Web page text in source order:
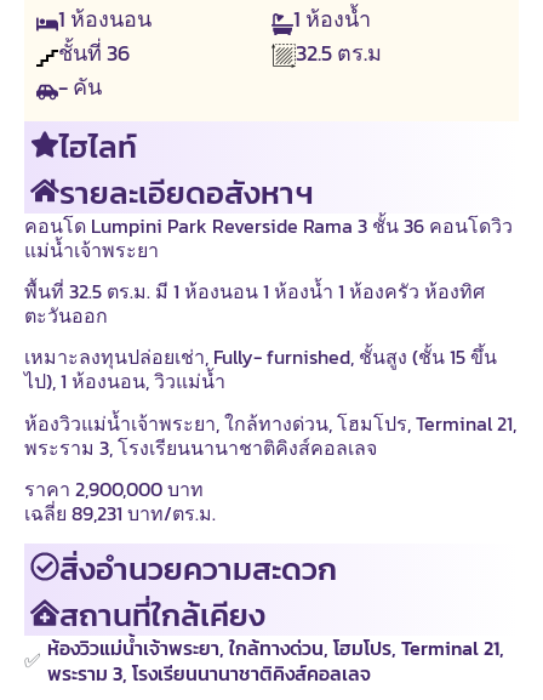
1 ห้องนอน 1 ห้องน้ำ
ชั้นที่36 32.5ตร.ม
- คัน
ไฮไลท์
รายละเอียดอสังหาฯ
คอนโด Lumpini Park Reverside Rama 3 ชั้น 36 คอนโดวิว
แม่น้ำเจ้าพระยา
พื้นที่ 32.5 ตร.ม. มี 1 ห้องนอน 1 ห้องน้ำ 1 ห้องครัว ห้องทิศ
ตะวันออก
เหมาะลงทุนปล่อยเช่า, Fully- furnished, ชั้นสูง (ชั้น 15 ขึ้น
ไป), 1 ห้องนอน, วิวแม่น้ำ
ห้องวิวแม่น้ำเจ้าพระยา, ใกล้ทางด่วน, โฮมโปร, Terminal 21,
พระราม 3, โรงเรียนนานาชาติคิงส์คอลเลจ
ราคา 2,900,000 บาท
เฉลี่ย 89,231 บาท/ตร.ม.
สิ่งอำนวยความสะดวก
สถานที่ใกล้เคียง
✅ ห้องวิวแม่น้ำเจ้าพระยา, ใกล้ทางด่วน, โฮมโปร, Terminal 21,
พระราม 3, โรงเรียนนานาชาติคิงส์คอลเลจ